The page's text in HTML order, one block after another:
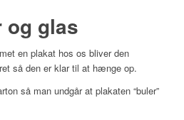
og glas
en plakat hos os bliver den
så den er klar til at hænge op.
så man undgår at plakaten “buler”